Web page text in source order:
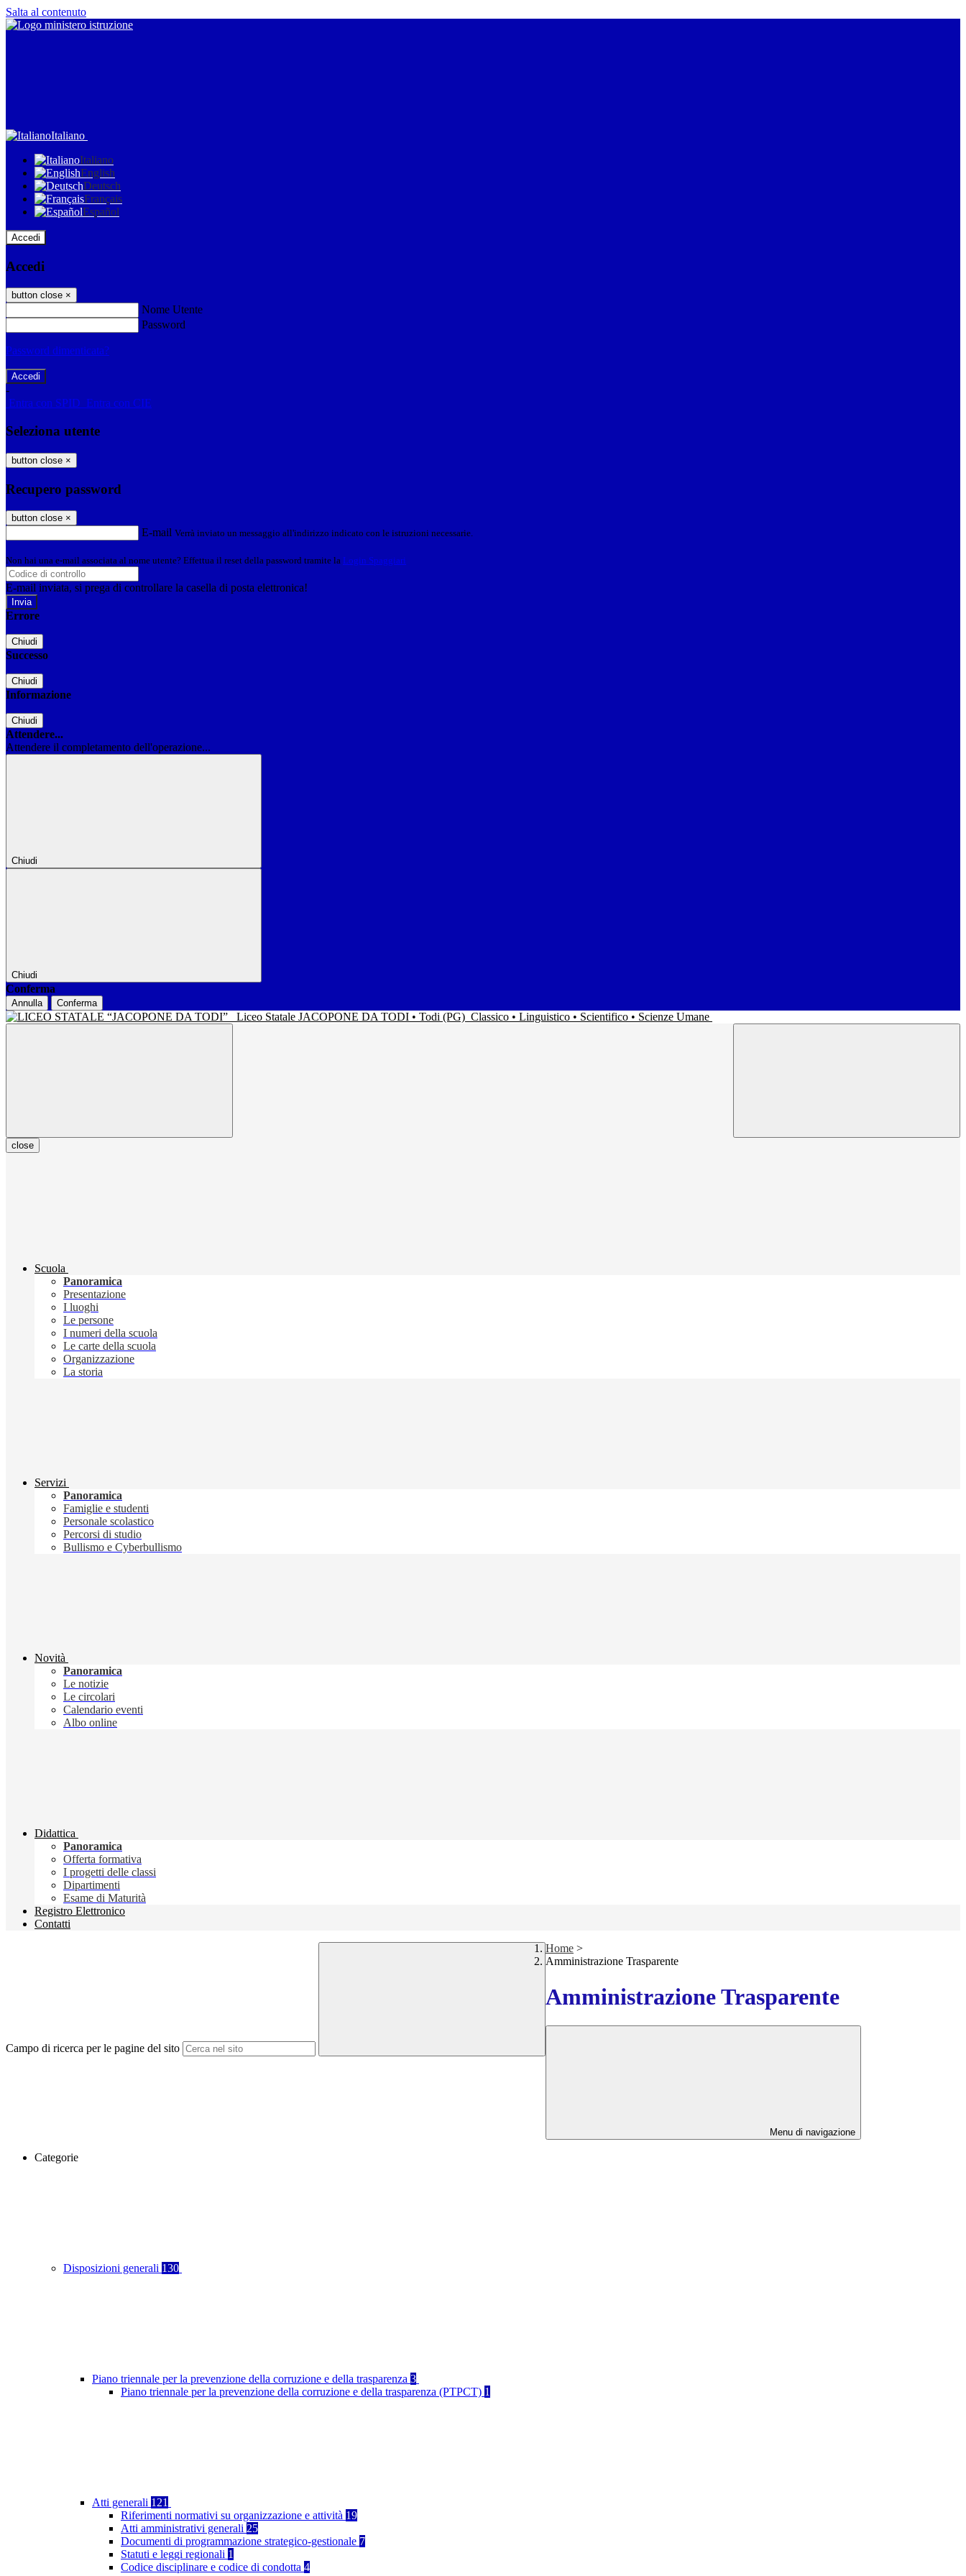
Salta al contenuto
Italiano
Italiano
English
Deutsch
Français
Español
Accedi
Accedi
button close ×
Nome Utente
Password
Password dimenticata?
-
Entra con SPID Entra con CIE
Seleziona utente
button close ×
Recupero password
button close ×
E-mail Verrà inviato un messaggio all'indirizzo indicato con le istruzioni necessarie.
Non hai una e-mail associata al nome utente? Effettua il reset della password tramite la Login Spaggiari
E-mail inviata, si prega di controllare la casella di posta elettronica!
Errore
Chiudi
Successo
Chiudi
Informazione
Chiudi
Attendere...
Attendere il completamento dell'operazione...
Chiudi
Chiudi
Conferma
Annulla Conferma
Liceo Statale JACOPONE DA TODI • Todi (PG) Classico • Linguistico • Scientifico • Scienze Umane
close
Scuola
Panoramica
Presentazione
I luoghi
Le persone
I numeri della scuola
Le carte della scuola
Organizzazione
La storia
Servizi
Panoramica
Famiglie e studenti
Personale scolastico
Percorsi di studio
Bullismo e Cyberbullismo
Novità
Panoramica
Le notizie
Le circolari
Calendario eventi
Albo online
Didattica
Panoramica
Offerta formativa
I progetti delle classi
Dipartimenti
Esame di Maturità
Registro Elettronico
Contatti
Campo di ricerca per le pagine del sito
Home >
Amministrazione Trasparente
Amministrazione Trasparente
Menu di navigazione
Categorie
Disposizioni generali 130
Piano triennale per la prevenzione della corruzione e della trasparenza 3
Piano triennale per la prevenzione della corruzione e della trasparenza (PTPCT) 1
Atti generali 121
Riferimenti normativi su organizzazione e attività 19
Atti amministrativi generali 25
Documenti di programmazione strategico-gestionale 7
Statuti e leggi regionali 1
Codice disciplinare e codice di condotta 4